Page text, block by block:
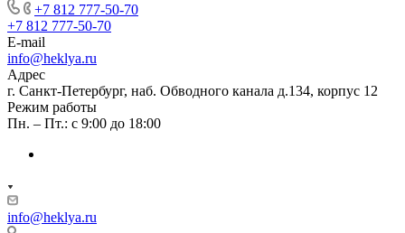
+7 812 777-50-70
+7 812 777-50-70
E-mail
info@heklya.ru
Адрес
г. Санкт-Петербург, наб. Обводного канала д.134, корпус 12
Режим работы
Пн. – Пт.: с 9:00 до 18:00
info@heklya.ru